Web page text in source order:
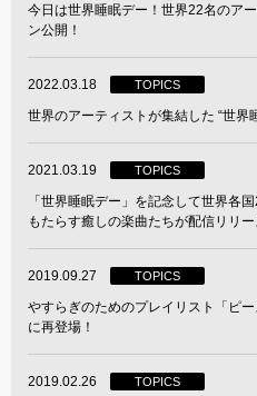
今日は世界睡眠デー！世界22名のア
ン公開！
2022.03.18 TOPICS
世界のアーティストが集結した “世界
2021.03.19 TOPICS
「世界睡眠デー」を記念して世界各
もたらす癒しの楽曲たちが配信リリー
2019.09.27 TOPICS
やすらぎのためのプレイリスト「ピ
に再登場！
2019.02.26 TOPICS